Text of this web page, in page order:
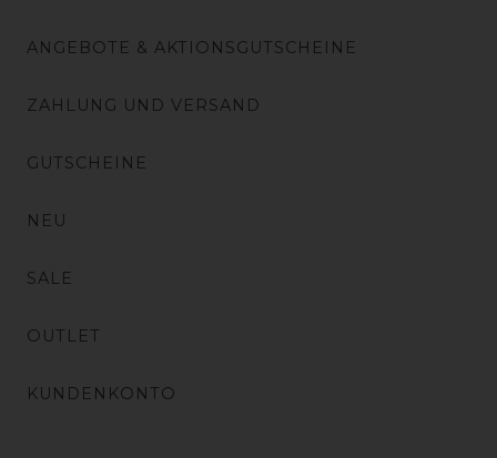
ANGEBOTE & AKTIONSGUTSCHEINE
ZAHLUNG UND VERSAND
GUTSCHEINE
NEU
SALE
OUTLET
KUNDENKONTO